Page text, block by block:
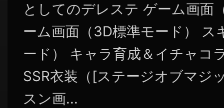
としてのデレステ ゲーム画面
ーム画面（3D標準モード） ス
ード） キャラ育成＆イチャ
SSR衣装（[ステージオブマジ
スン画...